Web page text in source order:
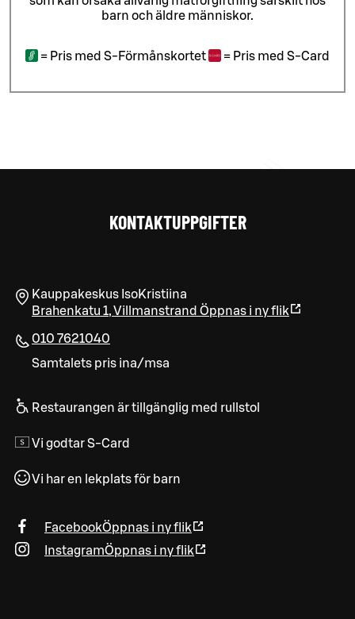
barn och äldre människor.
= Pris med S-Förmånskortet = Pris med S-Card
KONTAKTUPPGIFTER
Kauppakeskus IsoKristiina
Brahenkatu 1,Villmanstrand Öppnas i ny flik
010 7621040
Samtalets pris ina/msa
Restaurangen är tillgänglig med rullstol
Vi godtar S-Card
Vi har en lekplats för barn
FacebookÖppnas i ny flik
InstagramÖppnas i ny flik